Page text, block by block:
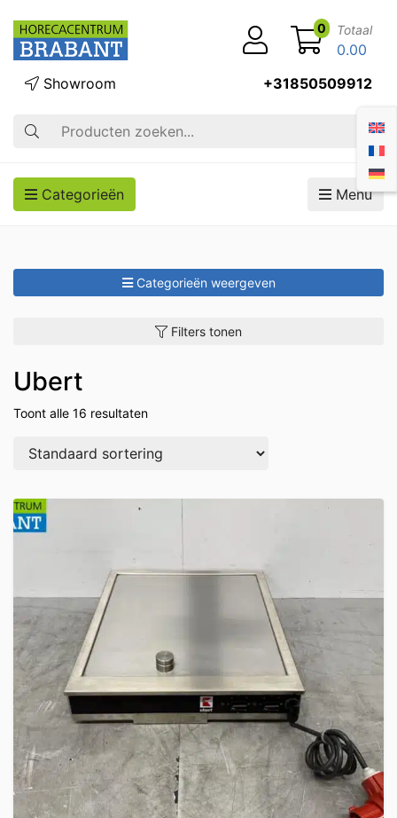
Zoek op
Showroom +31850509912
0 Totaal
0.00
Categorieën Menu
Categorieën weergeven
Filters tonen
Ubert
Toont alle 16 resultaten